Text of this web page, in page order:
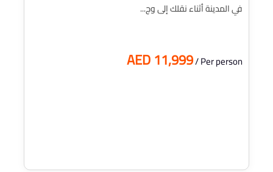
في المدينة أثناء نقلك إلى وج...
AED 11,999/ Per person